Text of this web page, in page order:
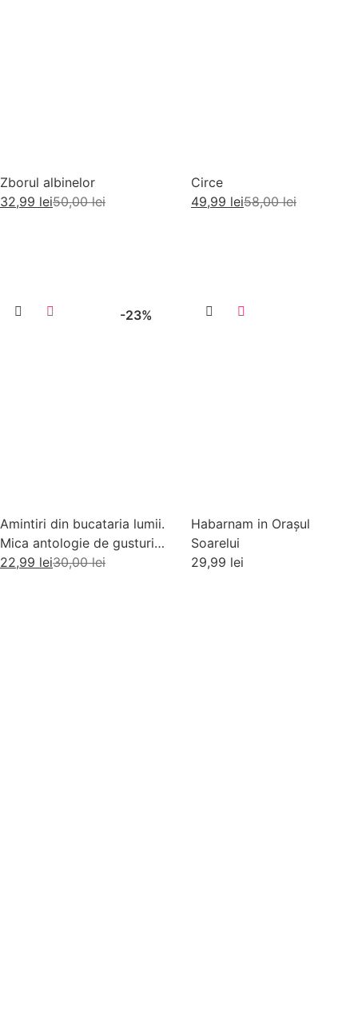
Zborul albinelor
50,00lei
32,99 lei
Circe
58,00lei
49,99 lei
-23%
Amintiri din bucataria lumii.
Mica antologie de gusturi,
stari si gustari
30,00lei
22,99 lei
Habarnam in Orașul
Soarelui
29,99 lei